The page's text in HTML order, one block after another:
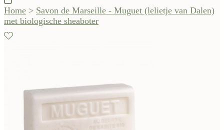
Home > Savon de Marseille - Muguet (lelietje van Dalen)
met biologische sheaboter